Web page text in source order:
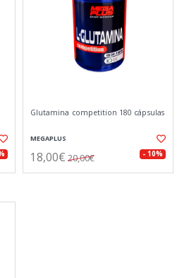
Glutamina competition 180 cápsulas
MEGAPLUS
18,00€ 20,00€ - 10%